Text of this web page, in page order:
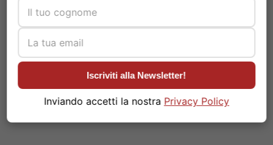
Codici 685, 686, 687, 688, 689
Indicano frequentemente un
(luce, gas, acqua), comunicazioniINPSper ricalcoli
pensionistici o assegni familiari, oppure
comunicazioni da società di recupero crediti.
Raramente contengono atti giudiziari in senso stretto.
Iscriviti alla Newsletter!
Inviando accetti la nostra Privacy Policy